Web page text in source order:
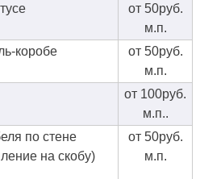
от 50руб.
м.п.
коробе
от 50руб.
м.п.
от 100руб.
м.п..
по стене
на скобу)
от 50руб.
м.п.